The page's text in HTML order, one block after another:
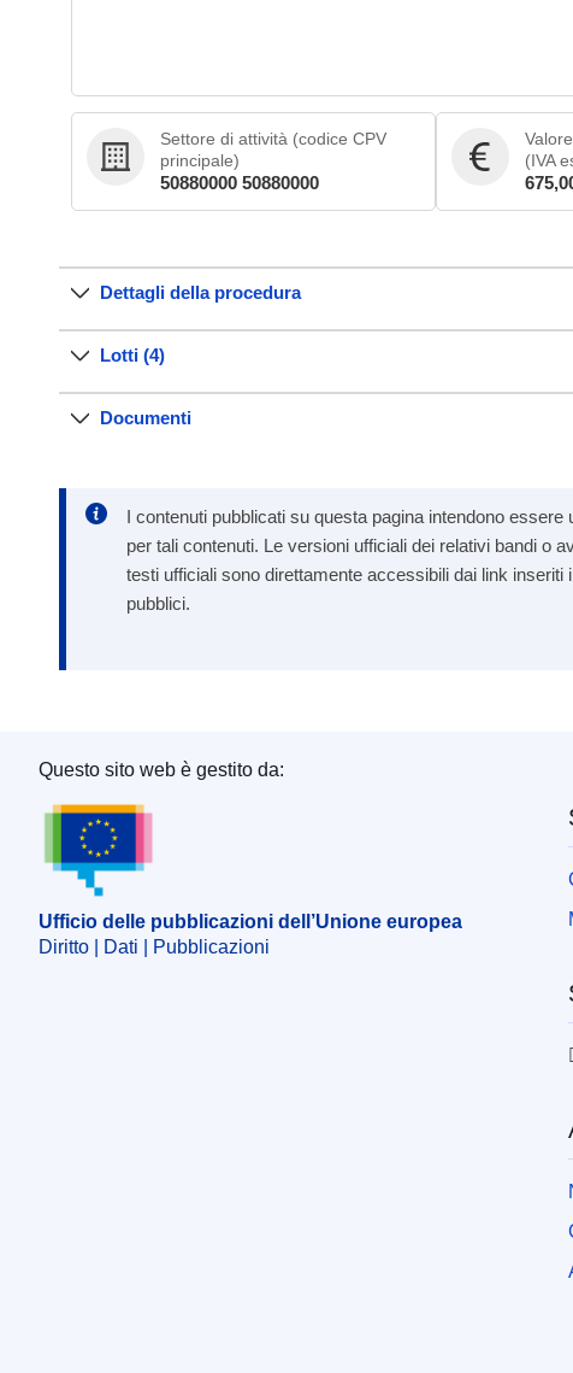
Settore di attività (codice CPV
principale)
50880000 50880000
(IVA
Dettagli della procedura
Lotti (4)
Documenti
I contenuti pubblicati su questa pagina intendono
per tali contenuti. Le versioni ufficiali dei relativi bandi o
testi ufficiali sono direttamente accessibili dai link
pubblici.
Ufficio delle pubblicazioni dell’Unione europea
Questo sito web è gestito da:
Ufficio delle pubblicazioni dell’Unione europea
Diritto | Dati | Pubblicazioni